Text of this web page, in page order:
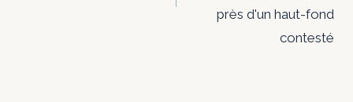
près d'un haut-fond
contesté